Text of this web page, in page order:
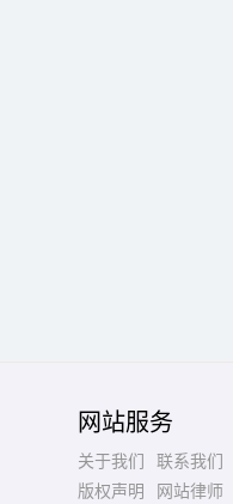
网站服务
关于我们 联系我们
版权声明
网站律师